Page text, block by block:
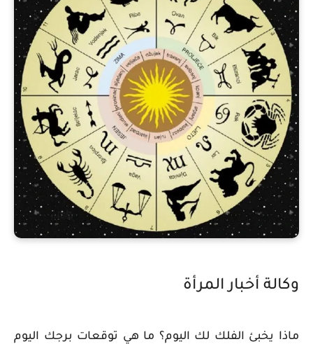
وكالة أخبار المرأة
ماذا يخبئ الفلك لك اليوم؟ ما هي توقعات برجك اليوم